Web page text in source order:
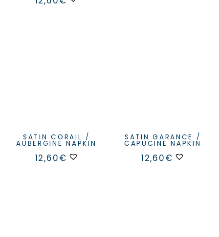
SATIN CORAIL /
AUBERGINE NAPKIN
12,60€
SATIN GARANCE /
CAPUCINE NAPKIN
12,60€